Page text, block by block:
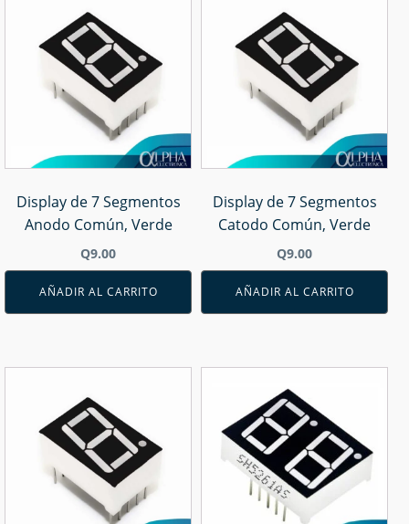
Display de 7 Segmentos
Anodo Común, Verde
Q9.00
AÑADIR AL CARRITO
Display de 7 Segmentos
Catodo Común, Verde
Q9.00
AÑADIR AL CARRITO